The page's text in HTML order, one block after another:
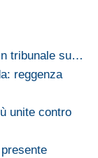
tribunale su…
reggenza
unite contro